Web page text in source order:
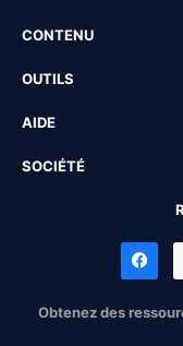
CONTENU
OUTILS
AIDE
SOCIÉTÉ
Obtenez des